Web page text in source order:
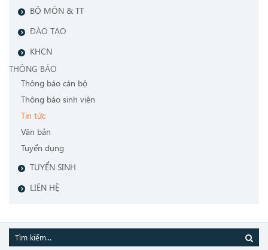
BỘ MÔN & TT
ĐÀO TẠO
KHCN
THÔNG BÁO
Thông báo cán bộ
Thông báo sinh viên
Tin tức
Văn bản
Tuyển dụng
TUYỂN SINH
LIÊN HỆ